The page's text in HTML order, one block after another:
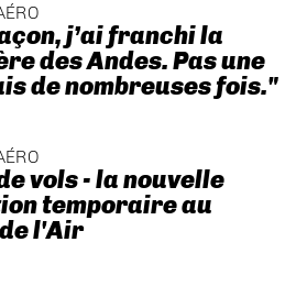
j’ai franchi la
des Andes. Pas une
de nombreuses fois."
vols - la nouvelle
temporaire au
l'Air